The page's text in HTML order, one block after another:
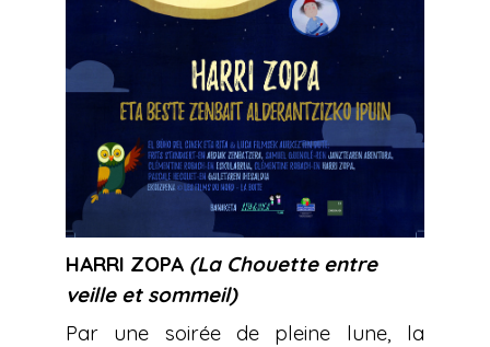
HARRI ZOPA (La Chouette entre
veille et sommeil)
Par une soirée de pleine lune, la